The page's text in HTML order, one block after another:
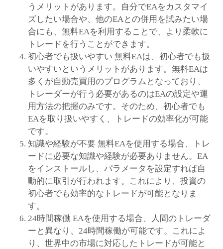
うメリットがあります。自分でEAをカスタマイ
ズしたい場合や、他のEAとの併用を試みたい場
合にも、無料EAを利用することで、より柔軟に
トレードを行うことができます。
初心者でも扱いやすい 無料EAは、初心者でも扱
いやすいというメリットがあります。無料EAは
多くが自動売買用のプログラムとなっており、
トレーダーが行う必要があるのはEAの設定や運
用方法の把握のみです。そのため、初心者でも
EAを取り扱いやすく、トレードの効率化が可能
です。
知識や経験が不要 無料EAを使用する場合、トレ
ードに必要な知識や経験が必要ありません。EA
をインストールし、パラメータを設定すれば自
動的に取引が行われます。これにより、投資の
初心者でも効率的なトレードが可能となりま
す。
24時間稼働 EAを使用する場合、人間のトレーダ
ーと異なり、24時間稼働が可能です。これによ
り、世界中の市場に対応したトレードが可能と